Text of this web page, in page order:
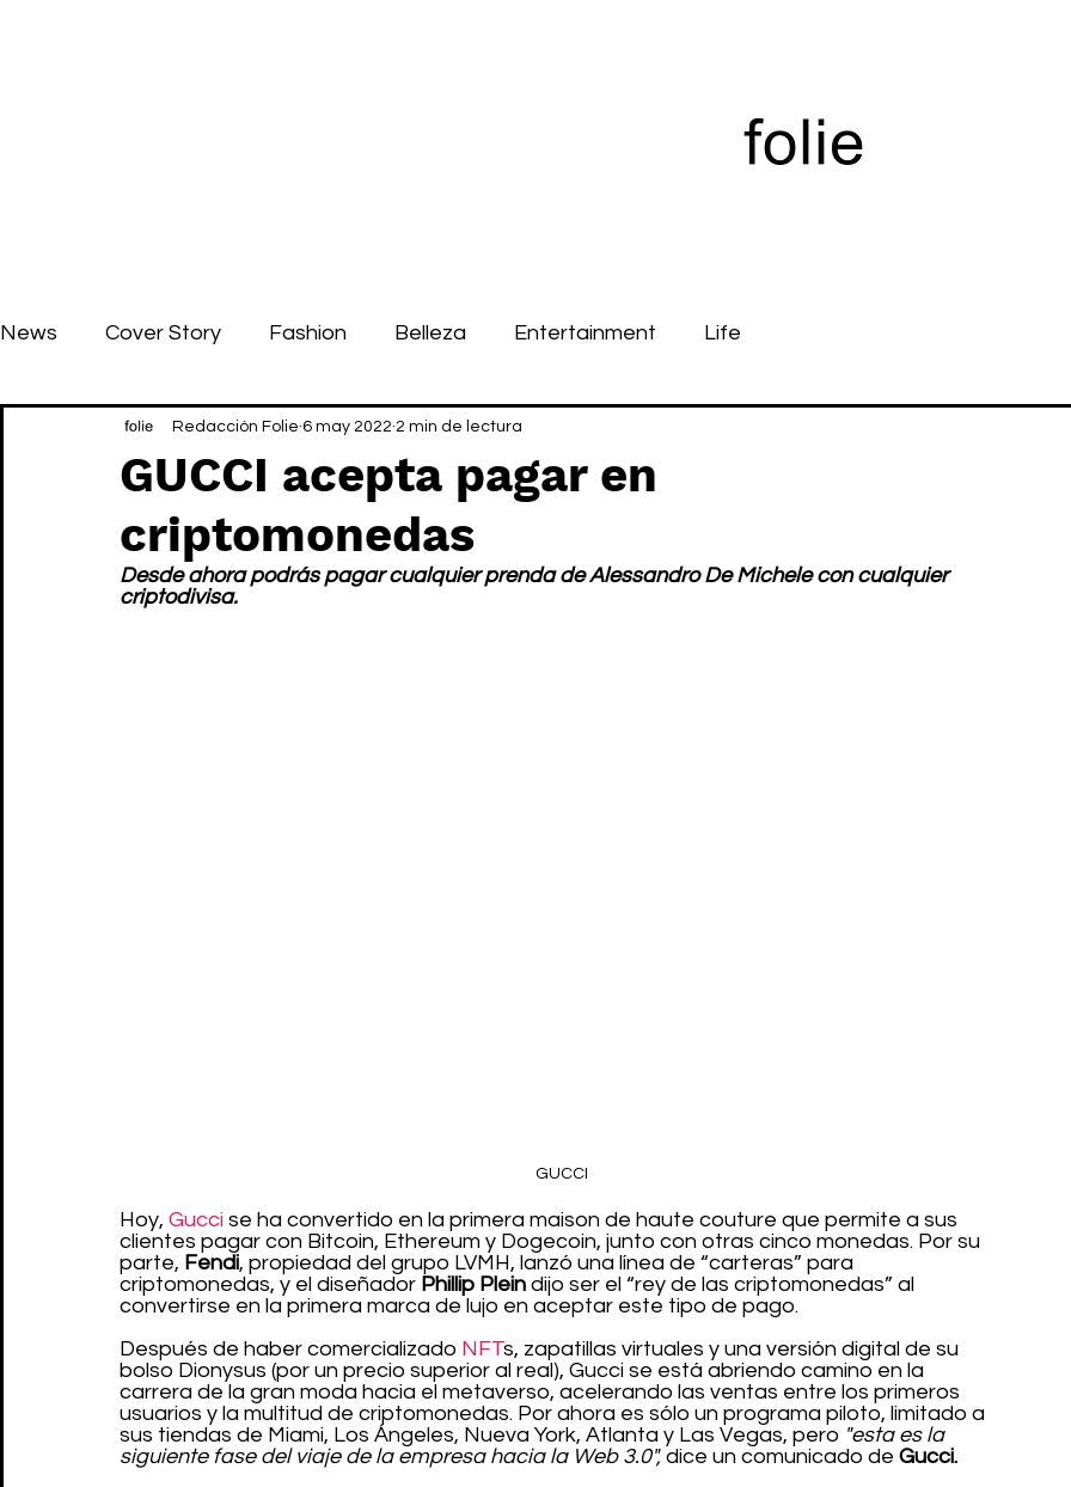
News Cover Story Fashion Belleza Entertainment Life
GUCCI acepta pagar en
criptomonedas
Redacción Folie 6 may 2022 2 min de lectura
Desde ahora podrás pagar cualquier prenda de Alessandro De Michele con cualquier
criptodivisa.
GUCCI
Hoy, Gucci se ha convertido en la primera maison de haute couture que permite a sus
clientes pagar con Bitcoin, Ethereum y Dogecoin, junto con otras cinco monedas. Por su
parte, Fendi, propiedad del grupo LVMH, lanzó una línea de “carteras” para
criptomonedas, y el diseñador Phillip Plein dijo ser el “rey de las criptomonedas” al
convertirse en la primera marca de lujo en aceptar este tipo de pago.
Después de haber comercializado NFTs, zapatillas virtuales y una versión digital de su
bolso Dionysus (por un precio superior al real), Gucci se está abriendo camino en la
carrera de la gran moda hacia el metaverso, acelerando las ventas entre los primeros
usuarios y la multitud de criptomonedas. Por ahora es sólo un programa piloto, limitado a
sus tiendas de Miami, Los Ángeles, Nueva York, Atlanta y Las Vegas, pero "esta es la
siguiente fase del viaje de la empresa hacia la Web 3.0", dice un comunicado de Gucci.